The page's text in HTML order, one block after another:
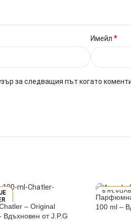
Имейл *
за следващия път когато
JE
– Original
от J.P.G
CO
100 ml –